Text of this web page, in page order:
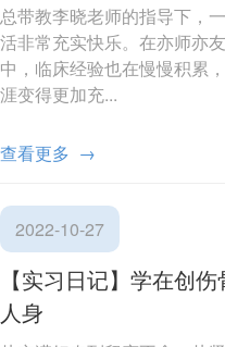
总带教李晓老师的指导下，
活非常充实快乐。在亦师亦
中，临床经验也在慢慢积累
涯变得更加充...
查看更多 →
2022-10-27
【实习日记】学在创
人身